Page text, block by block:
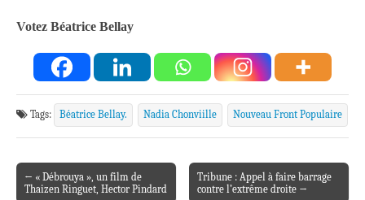
Votez Béatrice Bellay
Tags: Béatrice Bellay. Nadia Chonviille Nouveau Front Populaire
Post navigation
← « Débrouya », un film de
Thaizen Ringuet, Hector Pindard
Tribune : Appel à faire barrage
contre l’extrême droite →